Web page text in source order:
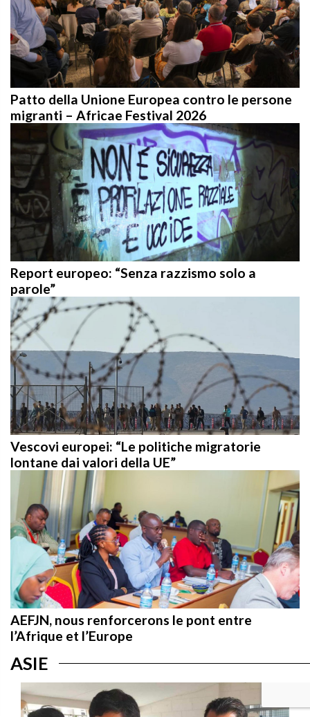
Patto della Unione Europea contro le persone
migranti – Africae Festival 2026
Report europeo: “Senza razzismo solo a
parole”
Vescovi europei: “Le politiche migratorie
lontane dai valori della UE”
AEFJN, nous renforcerons le pont entre
l’Afrique et l’Europe